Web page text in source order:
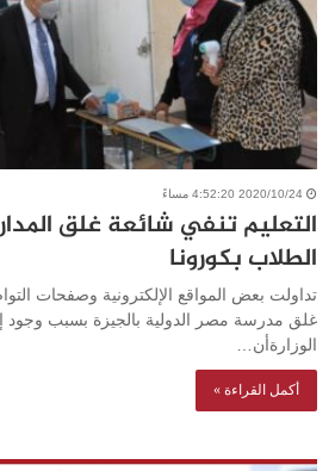
2020/10/24 4:52:20 مساءً
التعليم تنفي شائعة غلق
الطلاب بكورونا
تداولت بعض المواقع الإلكترونية وصفحات
غلق مدرسة مصر الدولية بالجيزة بسبب وجود
الوزارةأن…
أكمل القراءة »